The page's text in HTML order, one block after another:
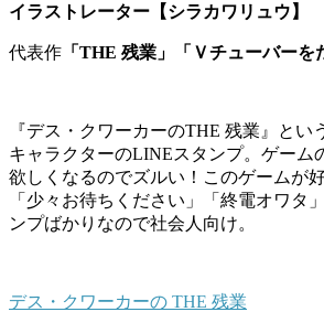
イラストレーター【シラカワリュウ】
代表作 「THE 残業」「Ｖチューバーを
『デス・クワーカーのTHE 残業』とい
キャラクターのLINEスタンプ。ゲーム
欲しくなるのでズルい！このゲームが
「少々お待ちください」「終電オワタ
ンプばかりなので社会人向け。
デス・クワーカーの THE 残業